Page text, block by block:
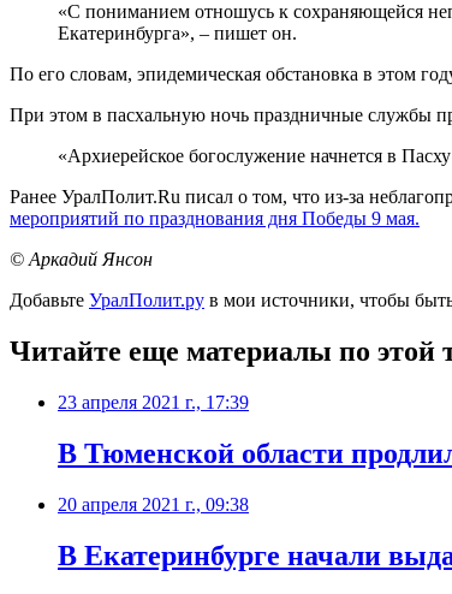
«С пониманием отношусь к сохраняющейся
Екатеринбурга», – пишет он.
По его словам, эпидемическая обстановка в этом
При этом в пасхальную ночь праздничные службы
«Архиерейское богослужение начнется в
Ранее УралПолит.Ru писал о том, что из-за
мероприятий по празднования дня Победы 9 мая.
© Аркадий Янсон
Добавьте УралПолит.ру в мои источники, чтобы
Читайте еще материалы по этой
23 апреля 2021 г., 17:39
​В Тюменской области
20 апреля 2021 г., 09:38
​В Екатеринбурге начали